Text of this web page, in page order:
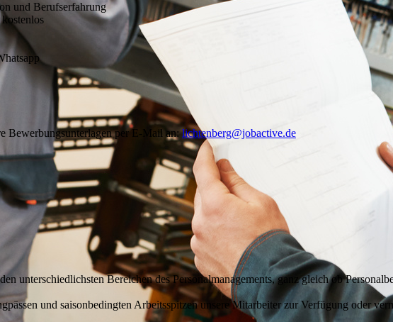
und Berufserfahrung
Bewerbungsunterlagen per E-Mail an: lichtenberg@jobactive.de
unterschiedlichsten Bereichen des Personalmanagements, ganz gleich ob
und saisonbedingten Arbeitsspitzen unsere Mitarbeiter zur Verfügung oder